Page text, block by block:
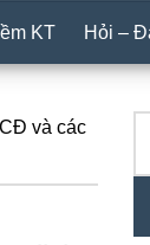
KT Hỏi –
và các